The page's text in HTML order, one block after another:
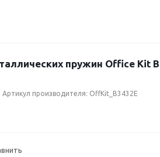
пружин Office Kit B
Артикул производителя: OffKit_B3432E